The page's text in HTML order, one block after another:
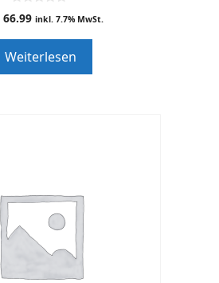
0
o
o
f
5
66.99 inkl. 7.7% MwSt.
Weiterlesen